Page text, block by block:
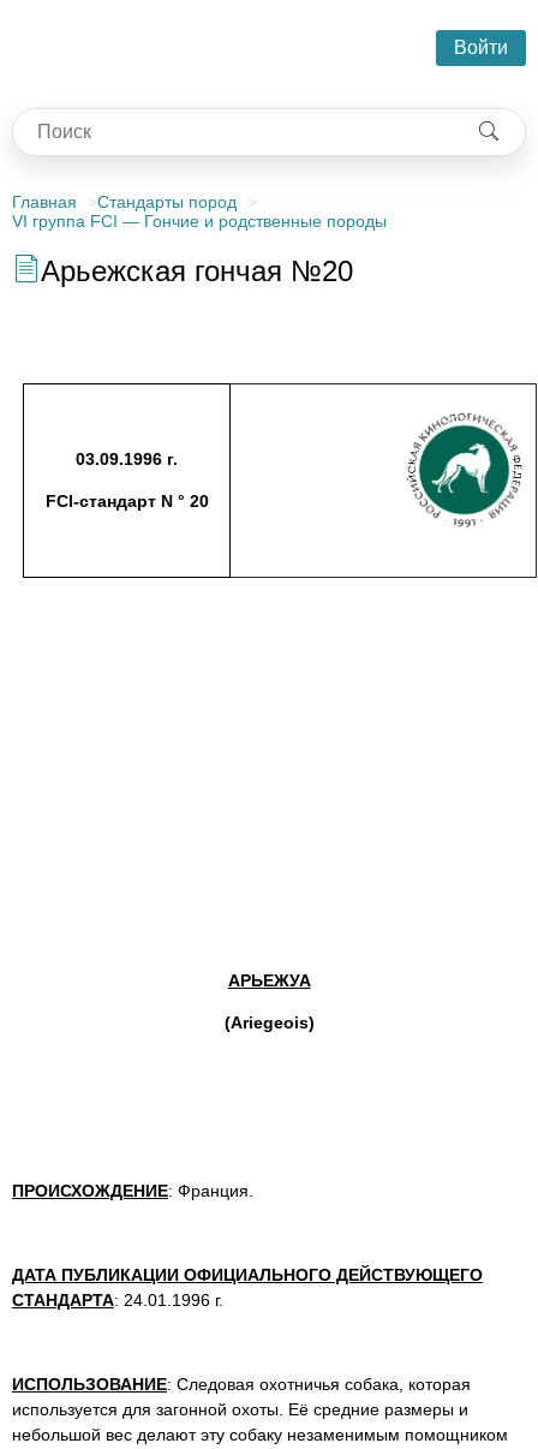
Войти
Главная
Стандарты пород
VI группа FCI — Гончие и родственные породы
Арьежская гончая №20
03.09.1996 г.
FCI-стандарт N ° 20
АРЬЕЖУА
(Ariegeois)
ПРОИСХОЖДЕНИЕ: Франция.
ДАТА ПУБЛИКАЦИИ ОФИЦИАЛЬНОГО ДЕЙСТВУЮЩЕГО
СТАНДАРТА: 24.01.1996 г.
ИСПОЛЬЗОВАНИЕ: Следовая охотничья собака, которая
используется для загонной охоты. Её средние размеры и
небольшой вес делают эту собаку незаменимым помощником